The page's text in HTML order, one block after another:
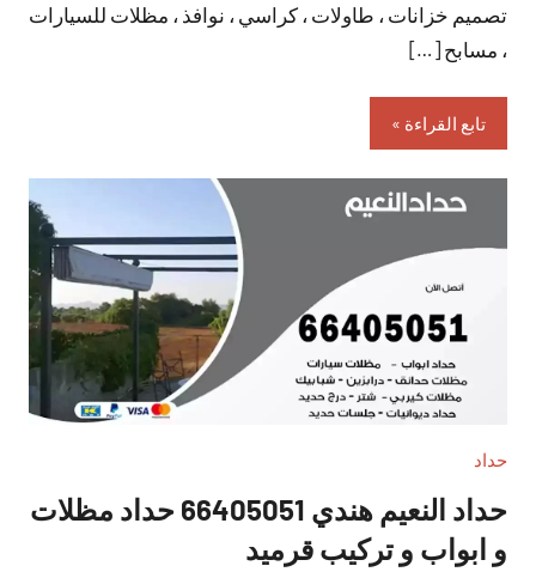
تصميم خزانات ، طاولات ، كراسي ، نوافذ ، مظلات للسيارات
، مسابح […]
تابع القراءة
حداد
حداد النعيم هندي 66405051 حداد مظلات
و ابواب و تركيب قرميد